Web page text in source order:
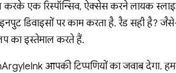
एक रिस्पॉन्सिव, ऐक्सेस करने लायक
इनपुट डिवाइसों पर काम करता है. रैड सही
का इस्तेमाल करते हैं.
आपकी टिप्पणियों का जवाब देगा.